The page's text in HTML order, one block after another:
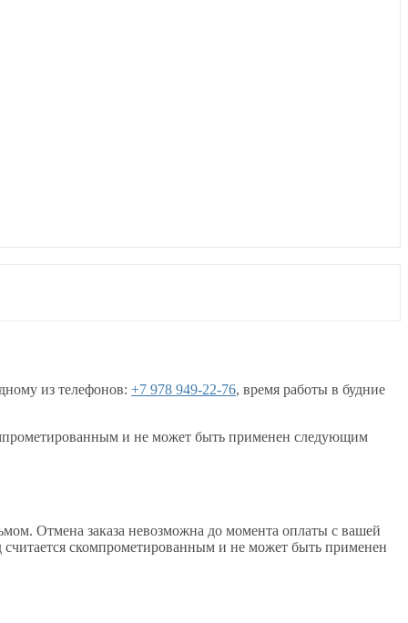
из телефонов: +7 978 949-22-76, время работы в будние
и не может быть применен следующим
Отмена заказа невозможна до момента оплаты с вашей
считается скомпрометированным и не может быть применен